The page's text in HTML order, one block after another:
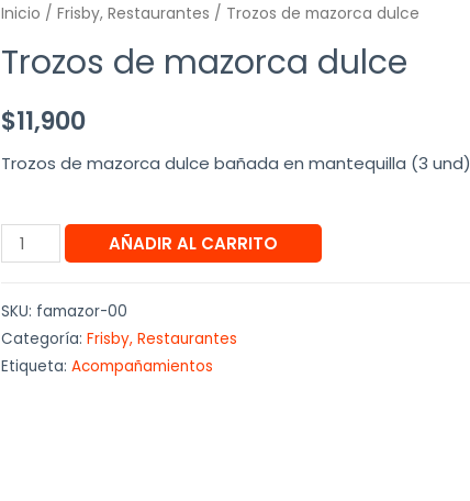
Inicio / Frisby, Restaurantes / Trozos de mazorca dulce
Trozos de mazorca dulce
$11,900
Trozos de mazorca dulce bañada en mantequilla (3 und)
AÑADIR AL CARRITO
SKU: famazor-00
Categoría: Frisby, Restaurantes
Etiqueta: Acompañamientos